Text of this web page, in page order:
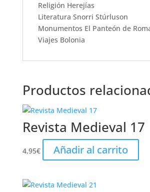
Religión Herejías
Literatura Snorri Stúrluson
Monumentos El Panteón de
Viajes Bolonia
Productos
Revista Medieval 17
4,95€ Añadir al carrito